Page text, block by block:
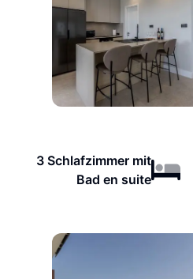
3 Schlafzimmer mit
Bad en suite